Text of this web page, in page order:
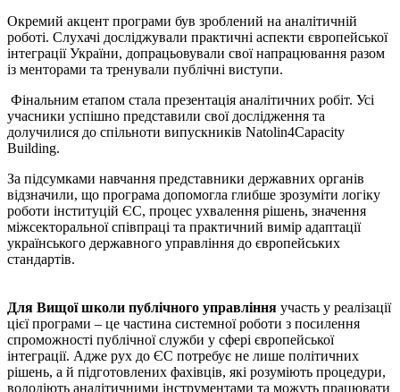
Окремий акцент програми був зроблений на аналітичній
роботі. Слухачі досліджували практичні аспекти європейської
інтеграції України, допрацьовували свої напрацювання разом
із менторами та тренували публічні виступи.
Фінальним етапом стала презентація аналітичних робіт. Усі
учасники успішно представили свої дослідження та
долучилися до спільноти випускників Natolin4Capacity
Building.
За підсумками навчання представники державних органів
відзначили, що програма допомогла глибше зрозуміти логіку
роботи інституцій ЄС, процес ухвалення рішень, значення
міжсекторальної співпраці та практичний вимір адаптації
українського державного управління до європейських
стандартів.
Для Вищої школи публічного управління участь у реалізації
цієї програми – це частина системної роботи з посилення
спроможності публічної служби у сфері європейської
інтеграції. Адже рух до ЄС потребує не лише політичних
рішень, а й підготовлених фахівців, які розуміють процедури,
володіють аналітичними інструментами та можуть працювати